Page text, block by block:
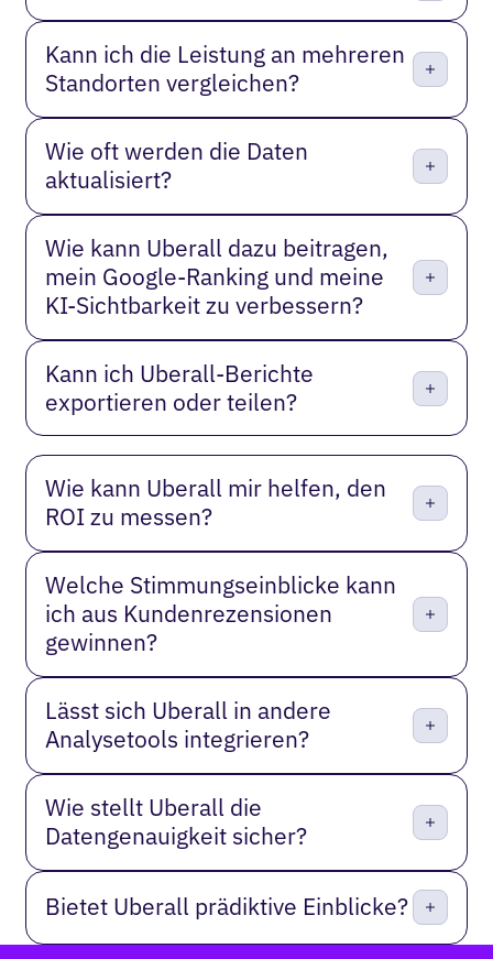
Kann ich die Leistung an mehreren
Standorten vergleichen?
Wie oft werden die Daten
aktualisiert?
Wie kann Uberall dazu beitragen,
mein Google-Ranking und meine
KI-Sichtbarkeit zu verbessern?
Kann ich Uberall-Berichte
exportieren oder teilen?
Wie kann Uberall mir helfen, den
ROI zu messen?
Welche Stimmungseinblicke kann
ich aus Kundenrezensionen
gewinnen?
Lässt sich Uberall in andere
Analysetools integrieren?
Wie stellt Uberall die
Datengenauigkeit sicher?
Bietet Uberall prädiktive Einblicke?